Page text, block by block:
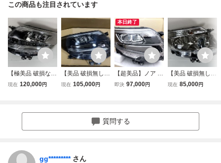
この商品も注目されています
【極美品 破損な
し】 ノア 80 エス
現在 120,000円
【美品 破損無し】
ノア エスクァイア
ッドライト 右 右
側 CHIKOH 28-23
現在 105,000円
本日終了
【超美品】ノア 8
0 後期 LED ヘッド
28J20/81130-28J
20 エスクァイア I
即決 97,000円
【美品 破損無し】
ノア エスクァイア
現在 85,000円
質問する
gg********* さん